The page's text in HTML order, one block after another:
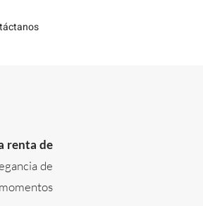
renta de
de